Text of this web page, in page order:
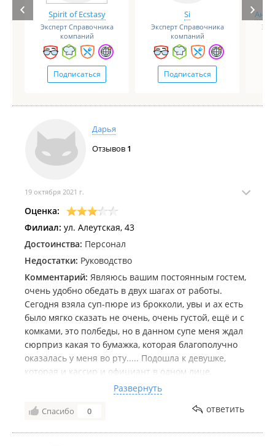
Spirit of Ecstasy
Эксперт Справочника
компаний
Подписаться
Si
Эксперт Справочника
компаний
Подписаться
Дарья
Отзывов 1
19 октября 2021 г.
Оценка:
Филиал: ул. Алеутская, 43
Достоинства: Персонал
Недостатки: Руководство
Комментарий: Являюсь вашим постоянным гостем,
очень удобно обедать в двух шагах от работы.
Сегодня взяла суп-пюре из брокколи, увы и ах есть
было мягко сказать не очень, очень густой, ещё и с
комками, это полбеды, но в данном супе меня ждал
сюрприз какая то бумажка, которая благополучно
оказалась у меня во рту..... Подошла к девушке,
которая и кассир и официант в одном лице,
показала ей на что девушка просто ахнула.....
Уважаемое руководство неужели вы будучи
владельцем кафе, а это общественное питание, не
Развернуть
Спасибо 0 ответить